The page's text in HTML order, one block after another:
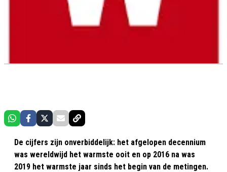
De cijfers zijn onverbiddelijk: het afgelopen decennium
was wereldwijd het warmste ooit en op 2016 na was
2019 het warmste jaar sinds het begin van de metingen.